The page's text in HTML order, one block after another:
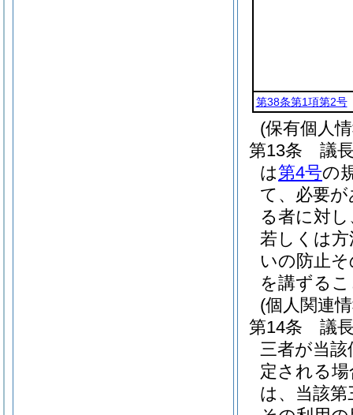
第38条第1項第2号
(保有個人
第13条
議
は第4号の
て、必要
る者に対
若しくは
いの防止
を講ずる
(個人関連
第14条
議
三者が当
定される
は、当該